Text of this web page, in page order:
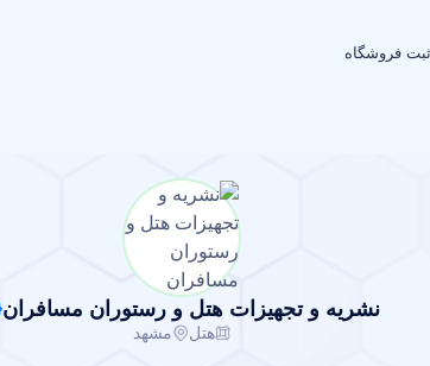
ثبت فروشگاه
نشریه و تجهیزات هتل و رستوران مسافران
هتل مشهد